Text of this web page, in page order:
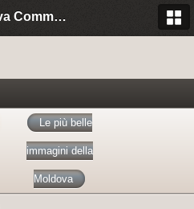
Moldova Community Italia
Le più belle
immagini della
Moldova